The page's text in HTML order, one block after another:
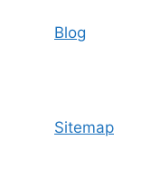
Blog
Sitemap